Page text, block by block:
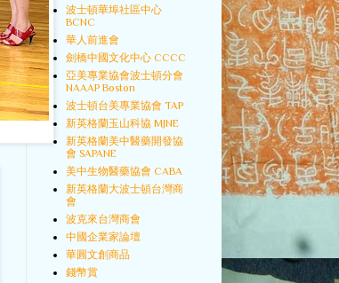
波士頓華埠社區中心
BCNC
華人前進會
劍橋中國文化中心 CCCC
亞美專業協會波士頓分會
NAAAP Boston
波士頓台美專業協會 TAP
新英格蘭玉山科協 MJNE
新英格蘭美中醫藥開發協
會 SAPANE
美中生物醫藥協會 CABA
新英格蘭大波士頓台灣商
會
波克來台灣商會
中國企業家論壇
華圓文創商品
錢幣賞